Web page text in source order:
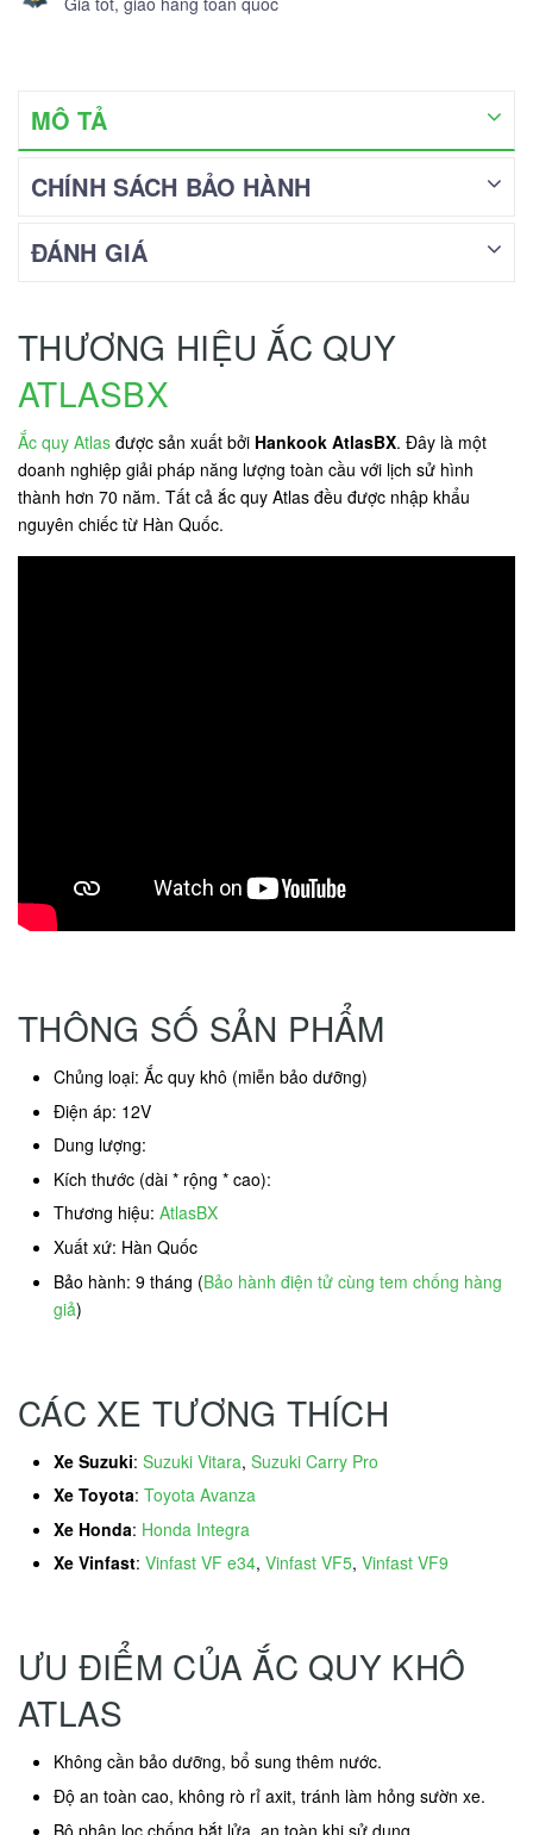
MÔ TẢ
CHÍNH SÁCH BẢO HÀNH
ĐÁNH GIÁ
THƯƠNG HIỆU ẮC QUY
ATLASBX
Ắc quy Atlas được sản xuất bởi Hankook AtlasBX. Đây là một
doanh nghiệp giải pháp năng lượng toàn cầu với lịch sử hình
thành hơn 70 năm. Tất cả ắc quy Atlas đều được nhập khẩu
nguyên chiếc từ Hàn Quốc.
THÔNG SỐ SẢN PHẨM
Chủng loại: Ắc quy khô (miễn bảo dưỡng)
Điện áp: 12V
Dung lượng:
Kích thước (dài * rộng * cao):
Thương hiệu: AtlasBX
Xuất xứ: Hàn Quốc
Bảo hành: 9 tháng (Bảo hành điện tử cùng tem chống hàng
giả)
CÁC XE TƯƠNG THÍCH
Xe Suzuki: Suzuki Vitara, Suzuki Carry Pro
Xe Toyota: Toyota Avanza
Xe Honda: Honda Integra
Xe Vinfast: Vinfast VF e34, Vinfast VF5, Vinfast VF9
ƯU ĐIỂM CỦA ẮC QUY KHÔ
ATLAS
Không cần bảo dưỡng, bổ sung thêm nước.
Độ an toàn cao, không rò rỉ axit, tránh làm hỏng sườn xe.
Bộ phận lọc chống bắt lửa, an toàn khi sử dụng.